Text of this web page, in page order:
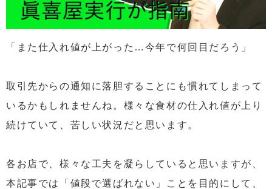
「また仕入れ値が上がった…今年で何回目だろう」
取引先からの通知に落胆することにも慣れてしまって
いるかもしれませんね。様々な食材の仕入れ値が上り
続けていて、苦しい状況だと思います。
各お店で、様々な工夫を凝らしていると思いますが、
本記事では「値段で選ばれない」ことを目的にして、